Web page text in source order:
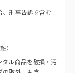
、刑事告訴を含む
）
ル商品を破損・汚
の取外しも含